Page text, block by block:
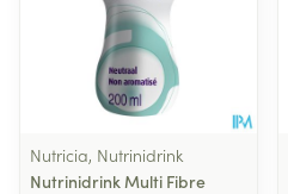
Nutricia, Nutrinidrink
Nutrinidrink Multi Fibre